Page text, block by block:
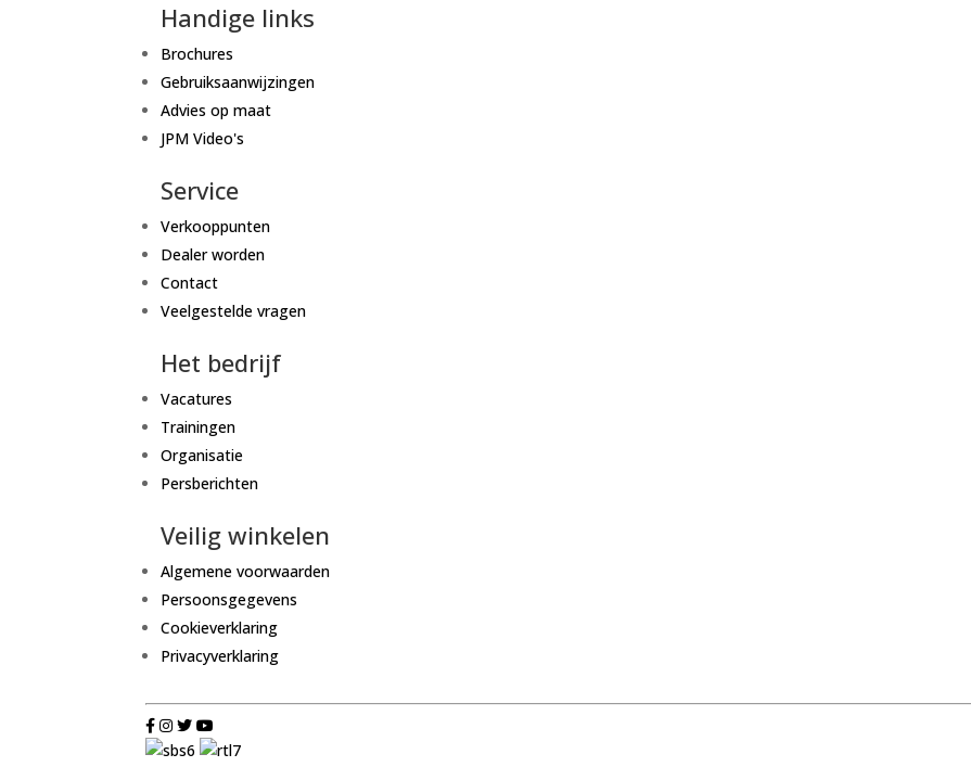
Handige links
Brochures
Gebruiksaanwijzingen
Advies op maat
JPM Video's
Service
Verkooppunten
Dealer worden
Contact
Veelgestelde vragen
Het bedrijf
Vacatures
Trainingen
Organisatie
Persberichten
Veilig winkelen
Algemene voorwaarden
Persoonsgegevens
Cookieverklaring
Privacyverklaring